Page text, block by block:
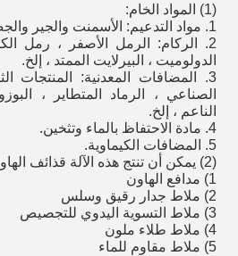
(1) المواد الخام:
1. مواد التدعيم: الأسمنت والجير والجص.
2. الركام: الرمل الأصفر ، رمل
الدولوميت ، البيرلايت الممتد ، إلخ.
3. المضافات المعدنية: المنتجات
الصناعي ، الرماد المتطاير ،
الناعم ، إلخ.
4. مادة الاحتفاظ بالماء وتثخين.
5. المضافات الكيماوية.
(2) يمكن أن تنتج هذه الآلة قذائف الهاون الجافة التالية:
1) مدافع الهاون
2) ملاط ​​جدار رقيق وسلس
3) ملاط ​​التسوية اليدوي للتجصيص
4) ملاط ​​طلاء ملون
5) ملاط ​​مقاوم للماء